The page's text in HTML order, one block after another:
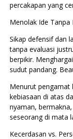
percakapan yang
Menolak Ide Tanpa
Sikap defensif dan
tanpa evaluasi
berpikir.
sudut pandang.
Menurut pengamat
kebiasaan di atas
nyaman,
seseorang di mata
Kecerdasan vs.